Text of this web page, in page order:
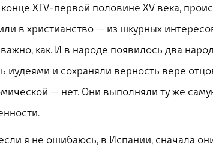
XIV-первой половине XV века,
в христианство — из шкурных
как. И в народе появилось два
иудеями и сохраняли верность вере
— нет. Они выполняли ту же
я не ошибаюсь, в Испании, сначала